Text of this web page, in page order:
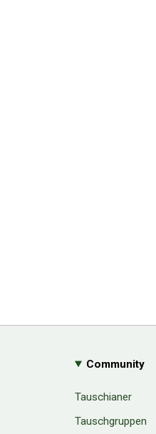
Community
Tauschianer
Tauschgruppen